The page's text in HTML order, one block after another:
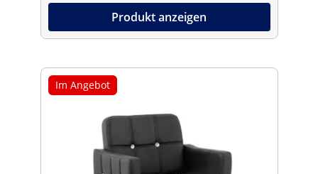
Produkt anzeigen
Im Angebot